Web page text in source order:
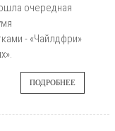
очередная
- «Чайлдфри»
ПОДРОБНЕЕ